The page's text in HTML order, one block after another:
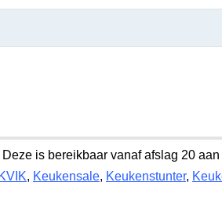
is bereikbaar vanaf afslag 20
KVIK, Keukensale, Keukenstunter,